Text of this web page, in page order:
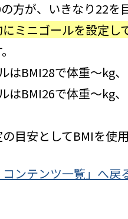
方が、いきなり22を
ミニゴールを設定し
BMI28で体重～kg、
BMI26で体重～kg、
目安としてBMIを使
ンテンツ一覧」へ戻